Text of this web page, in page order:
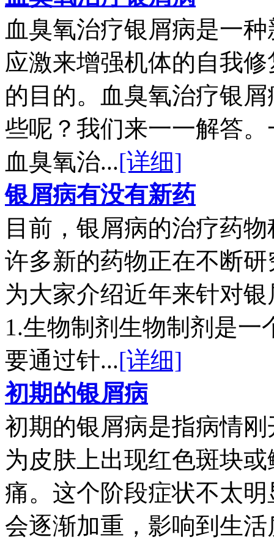
血臭氧治疗银屑病是一
应激来增强机体的自我
的目的。血臭氧治疗银
些呢？我们来一一解答
血臭氧治...[详细]
银屑病有没有新药
目前，银屑病的治疗药
许多新的药物正在不断
为大家介绍近年来针对
1.生物制剂生物制剂是
要通过针...[详细]
初期的银屑病
初期的银屑病是指病情
为皮肤上出现红色斑块
痛。这个阶段症状不太
会逐渐加重，影响到生